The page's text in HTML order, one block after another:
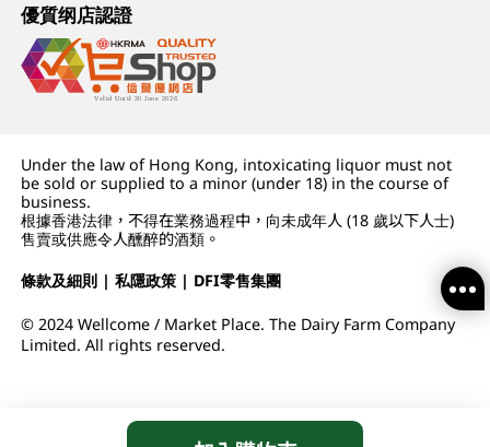
優質纲店認證
Under the law of Hong Kong, intoxicating liquor must not
be sold or supplied to a minor (under 18) in the course of
business.
根據香港法律，不得在業務過程中，向未成年人 (18 歲以下人士)
售賣或供應令人醺醉的酒類。
條款及細則 |私隱政策 | DFI零售集團
© 2024 Wellcome / Market Place. The Dairy Farm Company
Limited. All rights reserved.